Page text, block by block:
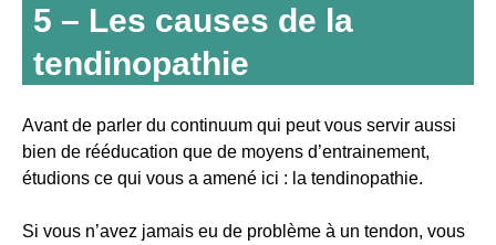
5 – Les causes de la
tendinopathie
Avant de parler du continuum qui peut vous servir aussi
bien de rééducation que de moyens d’entrainement,
étudions ce qui vous a amené ici : la tendinopathie.
Si vous n’avez jamais eu de problème à un tendon, vous